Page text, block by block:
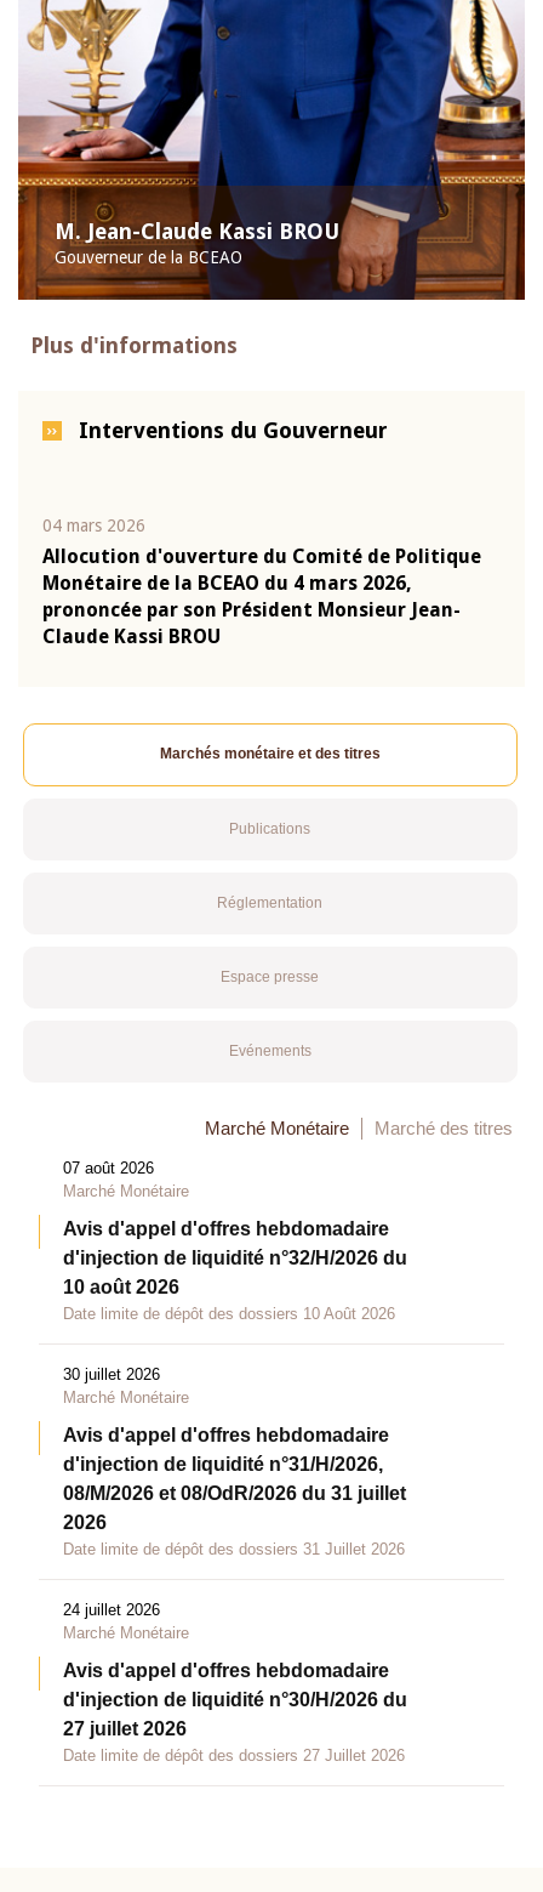
M. Jean-Claude Kassi BROU
Gouverneur de la BCEAO
Plus d'informations
Interventions du Gouverneur
04 mars 2026
Allocution d'ouverture du Comité de Politique
Monétaire de la BCEAO du 4 mars 2026,
prononcée par son Président Monsieur Jean-
Claude Kassi BROU
Marchés monétaire et des titres
Publications
Réglementation
Espace presse
Evénements
Marché Monétaire Marché des titres
07 août 2026
Marché Monétaire
Avis d'appel d'offres hebdomadaire
d'injection de liquidité n°32/H/2026 du
10 août 2026
Date limite de dépôt des dossiers 10 Août 2026
30 juillet 2026
Marché Monétaire
Avis d'appel d'offres hebdomadaire
d'injection de liquidité n°31/H/2026,
08/M/2026 et 08/OdR/2026 du 31 juillet
2026
Date limite de dépôt des dossiers 31 Juillet 2026
24 juillet 2026
Marché Monétaire
Avis d'appel d'offres hebdomadaire
d'injection de liquidité n°30/H/2026 du
27 juillet 2026
Date limite de dépôt des dossiers 27 Juillet 2026